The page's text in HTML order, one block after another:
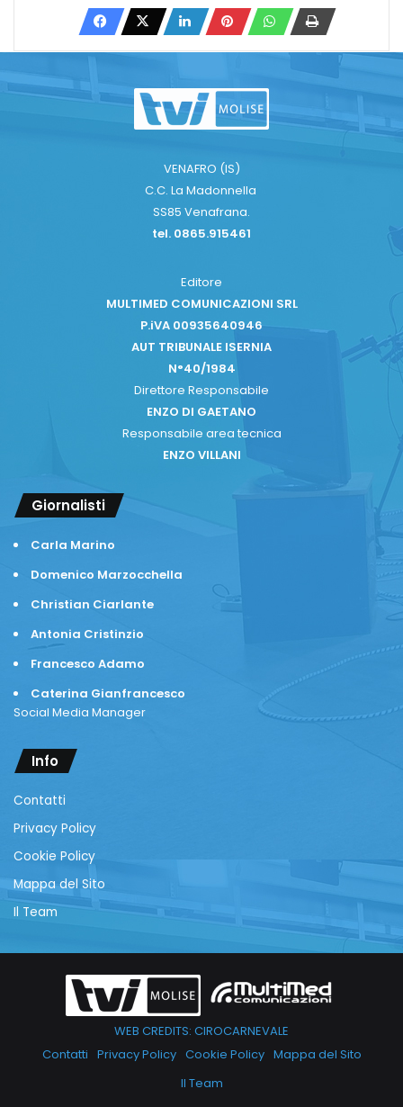
VENAFRO (IS)
C.C. La Madonnella
SS85 Venafrana.
tel. 0865.915461
Editore
MULTIMED COMUNICAZIONI SRL
P.iVA 00935640946
AUT TRIBUNALE ISERNIA
N°40/1984
Direttore Responsabile
ENZO DI GAETANO
Responsabile area tecnica
ENZO VILLANI
Giornalisti
Carla Marino
Domenico Marzocchella
Christian Ciarlante
Antonia Cristinzio
Francesco Adamo
Caterina Gianfrancesco
Social Media Manager
Info
Contatti
Privacy Policy
Cookie Policy
Mappa del Sito
Il Team
WEB CREDITS: CIROCARNEVALE
Contatti Privacy Policy Cookie Policy Mappa del Sito
Il Team